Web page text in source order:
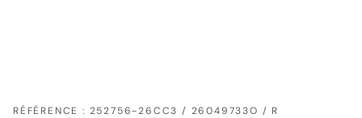
RÉFÉRENCE : 252756-26CC3 / 26049733O / R